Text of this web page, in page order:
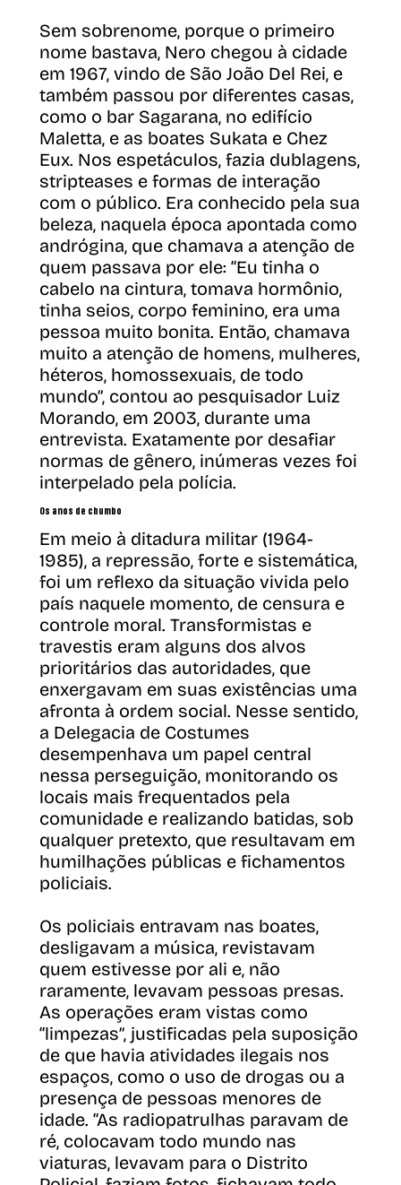
Sem sobrenome, porque o primeiro
nome bastava, Nero chegou à cidade
em 1967, vindo de São João Del Rei, e
também passou por diferentes casas,
como o bar Sagarana, no edifício
Maletta, e as boates Sukata e Chez
Eux. Nos espetáculos, fazia dublagens,
stripteases e formas de interação
com o público. Era conhecido pela sua
beleza, naquela época apontada como
andrógina, que chamava a atenção de
quem passava por ele: “Eu tinha o
cabelo na cintura, tomava hormônio,
tinha seios, corpo feminino, era uma
pessoa muito bonita. Então, chamava
muito a atenção de homens, mulheres,
héteros, homossexuais, de todo
mundo”, contou ao pesquisador Luiz
Morando, em 2003, durante uma
entrevista. Exatamente por desafiar
normas de gênero, inúmeras vezes foi
interpelado pela polícia.
Os anos de chumbo
Em meio à ditadura militar (1964-
1985), a repressão, forte e sistemática,
foi um reflexo da situação vivida pelo
país naquele momento, de censura e
controle moral. Transformistas e
travestis eram alguns dos alvos
prioritários das autoridades, que
enxergavam em suas existências uma
afronta à ordem social. Nesse sentido,
a Delegacia de Costumes
desempenhava um papel central
nessa perseguição, monitorando os
locais mais frequentados pela
comunidade e realizando batidas, sob
qualquer pretexto, que resultavam em
humilhações públicas e fichamentos
policiais.
Os policiais entravam nas boates,
desligavam a música, revistavam
quem estivesse por ali e, não
raramente, levavam pessoas presas.
As operações eram vistas como
“limpezas”, justificadas pela suposição
de que havia atividades ilegais nos
espaços, como o uso de drogas ou a
presença de pessoas menores de
idade. “As radiopatrulhas paravam de
ré, colocavam todo mundo nas
viaturas, levavam para o Distrito